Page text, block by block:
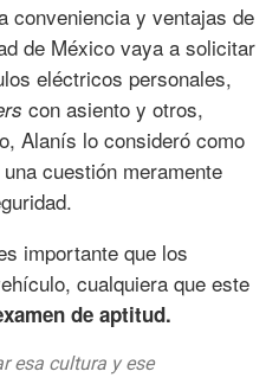
conveniencia y ventajas de
de México vaya a solicitar
eléctricos personales,
con asiento y otros,
Alanís lo consideró como
cuestión meramente
importante que los
cualquiera que este
de aptitud.
esa cultura y ese